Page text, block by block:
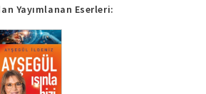
Yayımlanan Eserleri: